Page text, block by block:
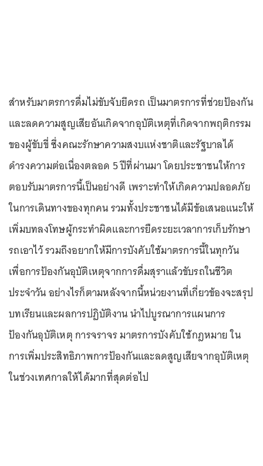
สำหรับมาตรการดื่มไม่ขับจับยึดรถ เป็นมาตรการที่ช่วยป้องกัน
และลดความสูญเสียอันเกิดจากอุบัติเหตุที่เกิดจากพฤติกรรม
ของผู้ขับขี่ ซึ่งคณะรักษาความสงบแห่งชาติและรัฐบาลได้
ดำรงความต่อเนื่องตลอด 5 ปีที่ผ่านมา โดยประชาชนให้การ
ตอบรับมาตรการนี้เป็นอย่างดี เพราะทำให้เกิดความปลอดภัย
ในการเดินทางของทุกคน รวมทั้งประชาชนได้มีข้อเสนอแนะให้
เพิ่มบทลงโทษผู้กระทำผิดและการยืดระยะเวลาการเก็บรักษา
รถเอาไว้ รวมถึงอยากให้มีการบังคับใช้มาตรการนี้ในทุกวัน
เพื่อการป้องกันอุบัติเหตุจากการดื่มสุราแล้วขับรถในชีวิต
ประจำวัน อย่างไรก็ตามหลังจากนี้หน่วยงานที่เกี่ยวข้องจะสรุป
บทเรียนและผลการปฏิบัติงาน นำไปบูรณาการแผนการ
ป้องกันอุบัติเหตุ การจราจร มาตรการบังคับใช้กฎหมาย ใน
การเพิ่มประสิทธิภาพการป้องกันและลดสูญเสียจากอุบัติเหตุ
ในช่วงเทศกาลให้ได้มากที่สุดต่อไป